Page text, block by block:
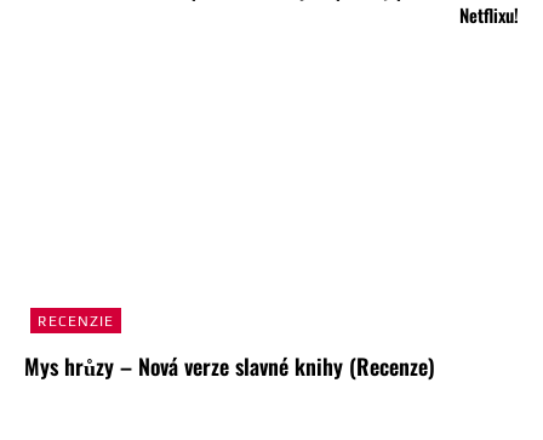
Netflixu!
RECENZIE
Mys hrůzy – Nová verze slavné knihy (Recenze)